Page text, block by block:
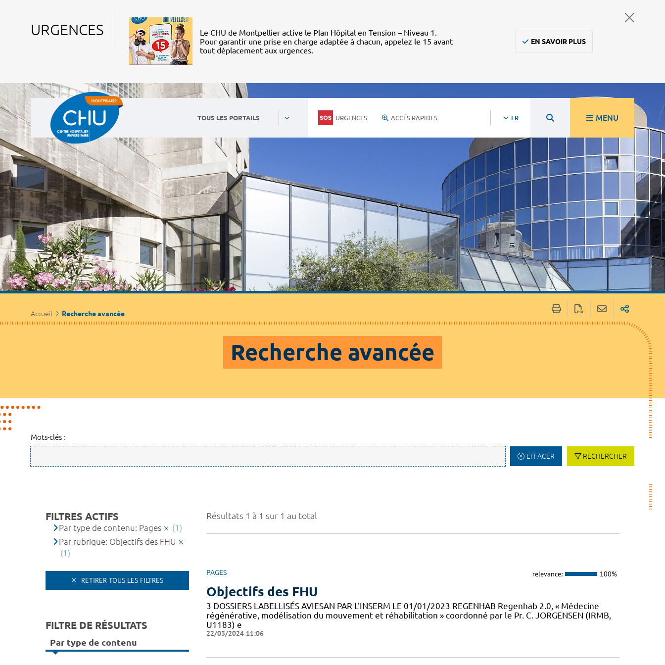
URGENCES
Le CHU de Montpellier active le Plan Hôpital en Tension – Niveau 1.
Pour garantir une prise en charge adaptée à chacun, appelez le 15 avant
tout déplacement aux urgences.
EN SAVOIR PLUS
TOUS LES PORTAILS URGENCES ACCÈS RAPIDES FR MENU
Accueil Recherche avancée
Recherche avancée
Mots-clés :
EFFACER RECHERCHER
Résultats 1 à 1 sur 1 au total
PAGES relevance: 100%
Objectifs des FHU
3 DOSSIERS LABELLISÉS AVIESAN PAR L'INSERM LE 01/01/2023 REGENHAB Regenhab 2.0, « Médecine
régénérative, modélisation du mouvement et réhabilitation » coordonné par le Pr. C. JORGENSEN (IRMB,
U1183) e
22/03/2024 11:06
FILTRES ACTIFS
Par type de contenu: Pages
(1)
Par rubrique: Objectifs des FHU
(1)
RETIRER TOUS LES FILTRES
FILTRE DE RÉSULTATS
Par type de contenu